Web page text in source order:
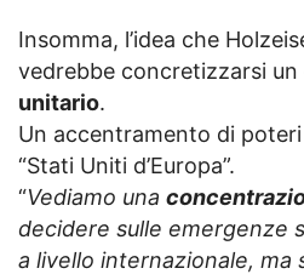
Insomma, l’idea che
vedrebbe concretizzarsi un
unitario.
Un accentramento di
“Stati Uniti d’Europa”.
“Vediamo una
decidere sulle emergenze
a livello internazionale, ma